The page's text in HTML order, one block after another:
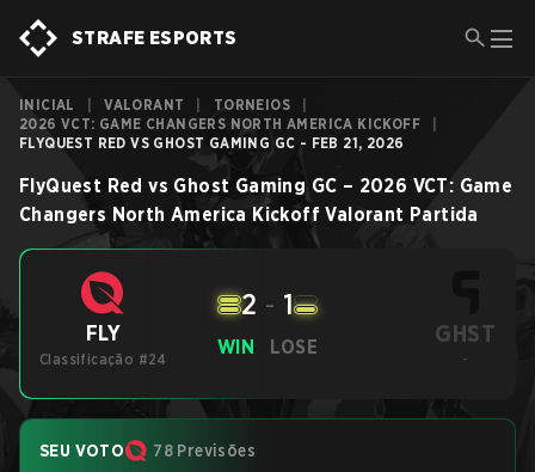
STRAFE ESPORTS
INICIAL VALORANT TORNEIOS
2026 VCT: GAME CHANGERS NORTH AMERICA KICKOFF
FLYQUEST RED VS GHOST GAMING GC - FEB 21, 2026
FlyQuest Red vs Ghost Gaming GC – 2026 VCT: Game
Changers North America Kickoff Valorant Partida
FLY
Classificação #24
WIN
2 - 1
LOSE GHST
-
SEU VOTO 78 Previsões